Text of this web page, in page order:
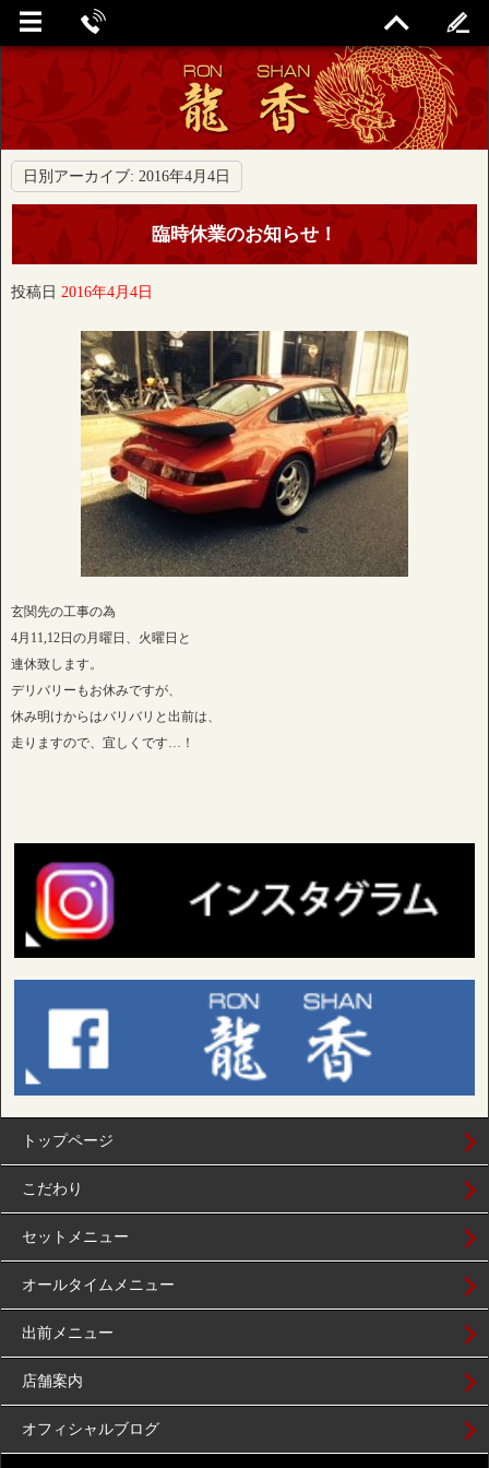
日別アーカイブ: 2016年4月4日
臨時休業のお知らせ！
投稿日 2016年4月4日
玄関先の工事の為
4月11,12日の月曜日、火曜日と
連休致します。
デリバリーもお休みですが、
休み明けからはバリバリと出前は、
走りますので、宜しくです…！
トップページ
こだわり
セットメニュー
オールタイムメニュー
出前メニュー
店舗案内
オフィシャルブログ